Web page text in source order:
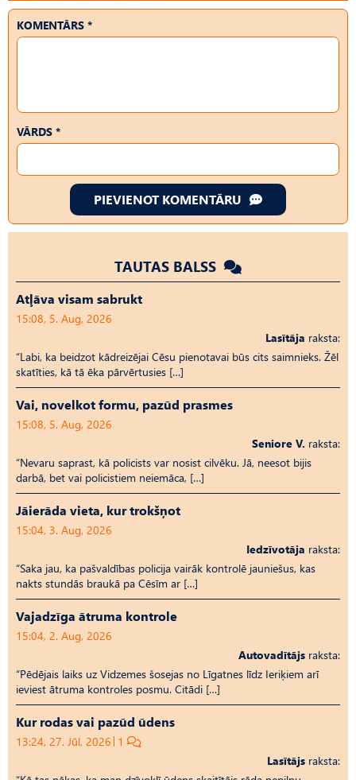
KOMENTĀRS *
VĀRDS *
PIEVIENOT KOMENTĀRU
TAUTAS BALSS
Atļāva visam sabrukt
15:08, 5. Aug, 2026
Lasītāja raksta:
“Labi, ka beidzot kādreizējai Cēsu pienotavai būs cits saimnieks. Žēl
skatīties, kā tā ēka pārvērtusies […]
Vai, novelkot formu, pazūd prasmes
15:08, 5. Aug, 2026
Seniore V. raksta:
“Nevaru saprast, kā policists var nosist cilvēku. Jā, neesot bijis
darbā, bet vai policistiem neiemāca, […]
Jāierāda vieta, kur trokšņot
15:04, 3. Aug, 2026
Iedzīvotāja raksta:
“Saka jau, ka pašvaldības policija vairāk kontrolē jauniešus, kas
nakts stundās braukā pa Cēsīm ar […]
Vajadzīga ātruma kontrole
15:04, 2. Aug, 2026
Autovadītājs raksta:
“Pēdējais laiks uz Vid­ze­mes šosejas no Līgatnes līdz Ieriķiem arī
ieviest ātruma kontroles posmu. Citādi […]
Kur rodas vai pazūd ūdens
13:24, 27. Jūl, 2026 1
Lasītājs raksta: